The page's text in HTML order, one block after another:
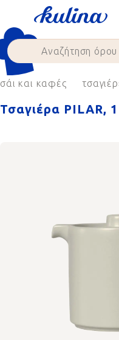
content
και καφές
Τσαγιέρα PILAR,